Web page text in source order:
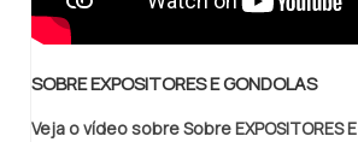
SOBRE EXPOSITORES E GONDOLAS
Veja o vídeo sobre Sobre EXPOSITORES E